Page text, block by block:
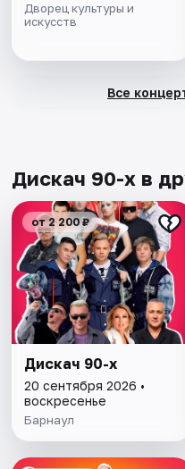
Дворец культуры и
искусств
Все
Дискач 90-х в
от 2 200 ₽
Дискач 90-х
20 сентября 2026 •
воскресенье
Барнаул